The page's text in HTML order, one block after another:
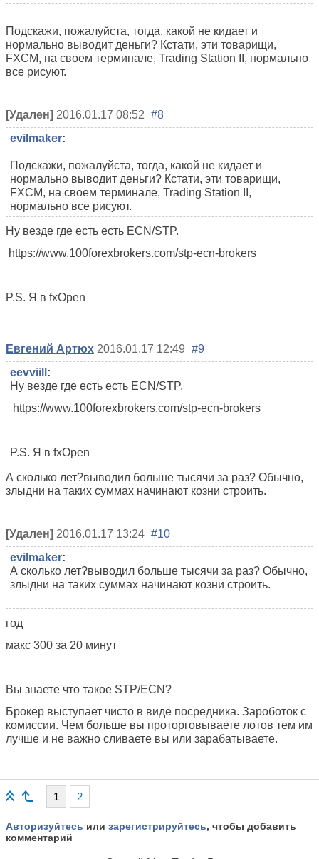
Подскажи, пожалуйста, тогда, какой не кидает и
нормально выводит деньги? Кстати, эти товарищи,
FXCM, на своем терминале, Trading Station II, нормально
все рисуют.
[Удален] 2016.01.17 08:52 #8
evilmaker:
Подскажи, пожалуйста, тогда, какой не кидает и
нормально выводит деньги? Кстати, эти товарищи,
FXCM, на своем терминале, Trading Station II,
нормально все рисуют.
Ну везде где есть есть ECN/STP.
https://www.100forexbrokers.com/stp-ecn-brokers
P.S. Я в fxOpen
Евгений Артюх 2016.01.17 12:49 #9
eevviill :
Ну везде где есть есть ECN/STP.
https://www.100forexbrokers.com/stp-ecn-brokers
P.S. Я в fxOpen
А сколько лет?выводил больше тысячи за раз? Обычно,
злыдни на таких суммах начинают козни строить.
[Удален] 2016.01.17 13:24 #10
evilmaker:
А сколько лет?выводил больше тысячи за раз? Обычно,
злыдни на таких суммах начинают козни строить.
год
макс 300 за 20 минут
Вы знаете что такое STP/ECN?
Брокер выступает чисто в виде посредника. Зароботок с
комиссии. Чем больше вы проторговываете лотов тем им
лучше и не важно сливаете вы или зарабатываете.
1 2
Авторизуйтесь или зарегистрируйтесь, чтобы добавить
комментарий